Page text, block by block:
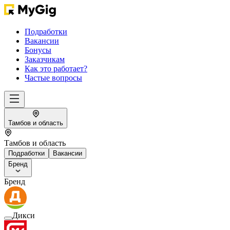
Подработки
Вакансии
Бонусы
Заказчикам
Как это работает?
Частые вопросы
Тамбов и область
Тамбов и область
Подработки
Вакансии
Бренд
Бренд
Дикси